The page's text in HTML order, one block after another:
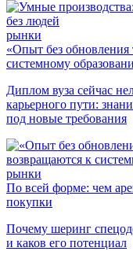
рынки
«Опыт без обновления
системному
Диплом вуза сейчас
карьерного пути:
под новые требования
рынки
По всей форме: чем
покупки
Почему шеринг
и каков его потенциал